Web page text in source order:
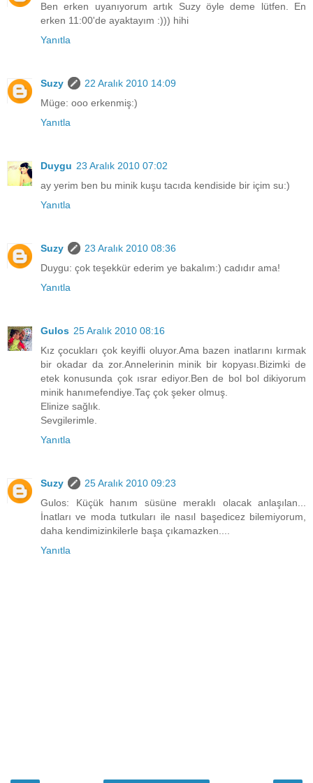
Ben erken uyanıyorum artık Suzy öyle deme lütfen. En
erken 11:00'de ayaktayım :))) hihi
Yanıtla
Suzy
22 Aralık 2010 14:09
Müge: ooo erkenmiş:)
Yanıtla
Duygu 23 Aralık 2010 07:02
ay yerim ben bu minik kuşu tacıda kendiside bir içim su:)
Yanıtla
Suzy
23 Aralık 2010 08:36
Duygu: çok teşekkür ederim ye bakalım:) cadıdır ama!
Yanıtla
Gulos 25 Aralık 2010 08:16
Kız çocukları çok keyifli oluyor.Ama bazen inatlarını kırmak
bir okadar da zor.Annelerinin minik bir kopyası.Bizimki de
etek konusunda çok ısrar ediyor.Ben de bol bol dikiyorum
minik hanımefendiye.Taç çok şeker olmuş.
Elinize sağlık.
Sevgilerimle.
Yanıtla
Suzy
25 Aralık 2010 09:23
Gulos: Küçük hanım süsüne meraklı olacak anlaşılan...
İnatları ve moda tutkuları ile nasıl başedicez bilemiyorum,
daha kendimizinkilerle başa çıkamazken....
Yanıtla